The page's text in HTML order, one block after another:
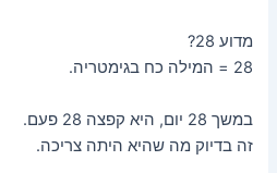
מדוע 28?
28 = המילה כח בגימטריה.
במשך 28 יום, היא קפצה 28 פעם.
זה בדיוק מה שהיא היתה צריכה.